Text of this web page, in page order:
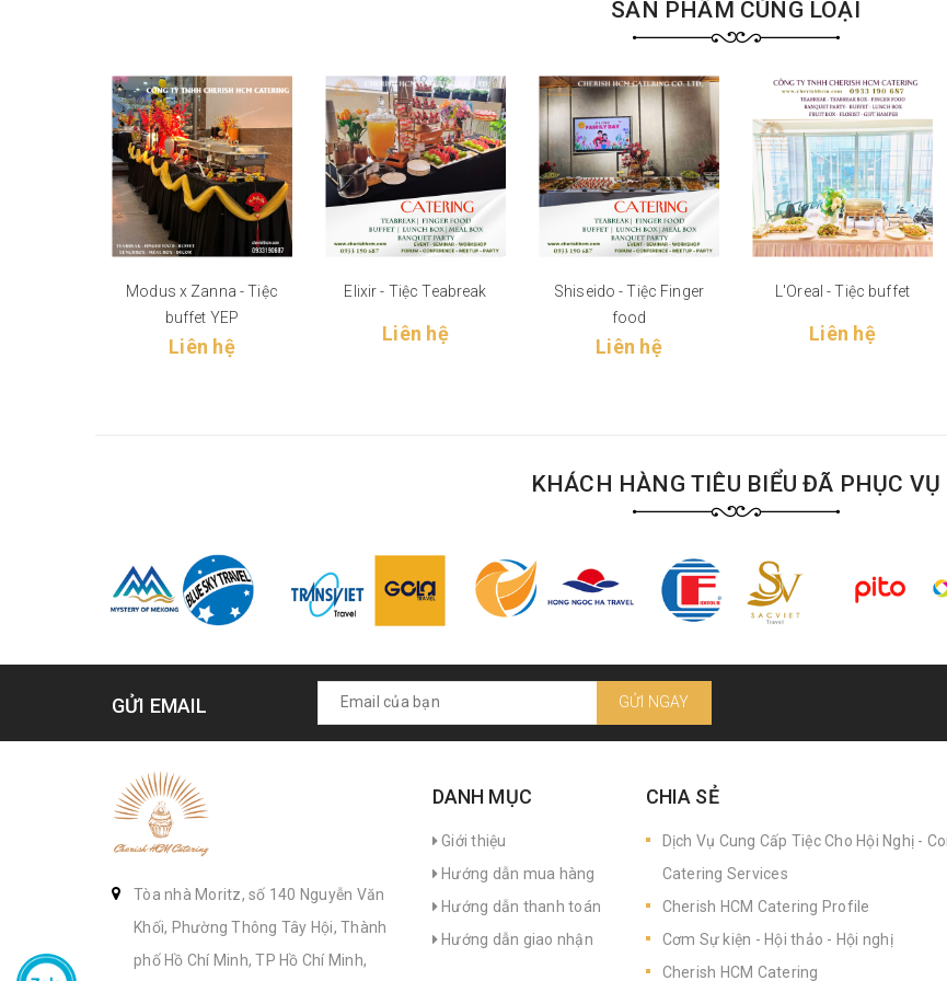
SẢN PHẨM CÙNG LOẠI
Modus x Zanna - Tiệc
buffet YEP
Liên hệ
Elixir - Tiệc Teabreak
Liên hệ
Shiseido - Tiệc Finger
food
Liên hệ
L'Oreal - Tiệc buffet
Liên hệ
KHÁCH HÀNG TIÊU BIỂU ĐÃ PHỤC VỤ
GỬI EMAIL GỬI NGAY
Tòa nhà Moritz, số 140 Nguyễn Văn
Khối, Phường Thông Tây Hội, Thành
phố Hồ Chí Minh, TP Hồ Chí Minh,
DANH MỤC
Giới thiệu
Hướng dẫn mua hàng
Hướng dẫn thanh toán
Hướng dẫn giao nhận
CHIA SẺ
Dịch Vụ Cung Cấp Tiệc Cho Hội Nghị -
Catering Services
Cherish HCM Catering Profile
Cơm Sự kiện - Hội thảo - Hội nghị
Cherish HCM Catering